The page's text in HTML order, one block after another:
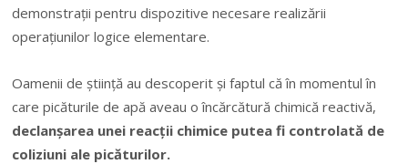
demonstraţii pentru dispozitive necesare realizării
operaţiunilor logice elementare.
Oamenii de ştiinţă au descoperit şi faptul că în momentul în
care picăturile de apă aveau o încărcătură chimică reactivă,
declanşarea unei reacţii chimice putea fi controlată de
coliziuni ale picăturilor.